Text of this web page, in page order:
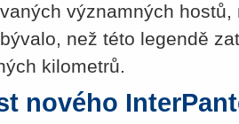
významných
než této legendě
kilometrů.
nového